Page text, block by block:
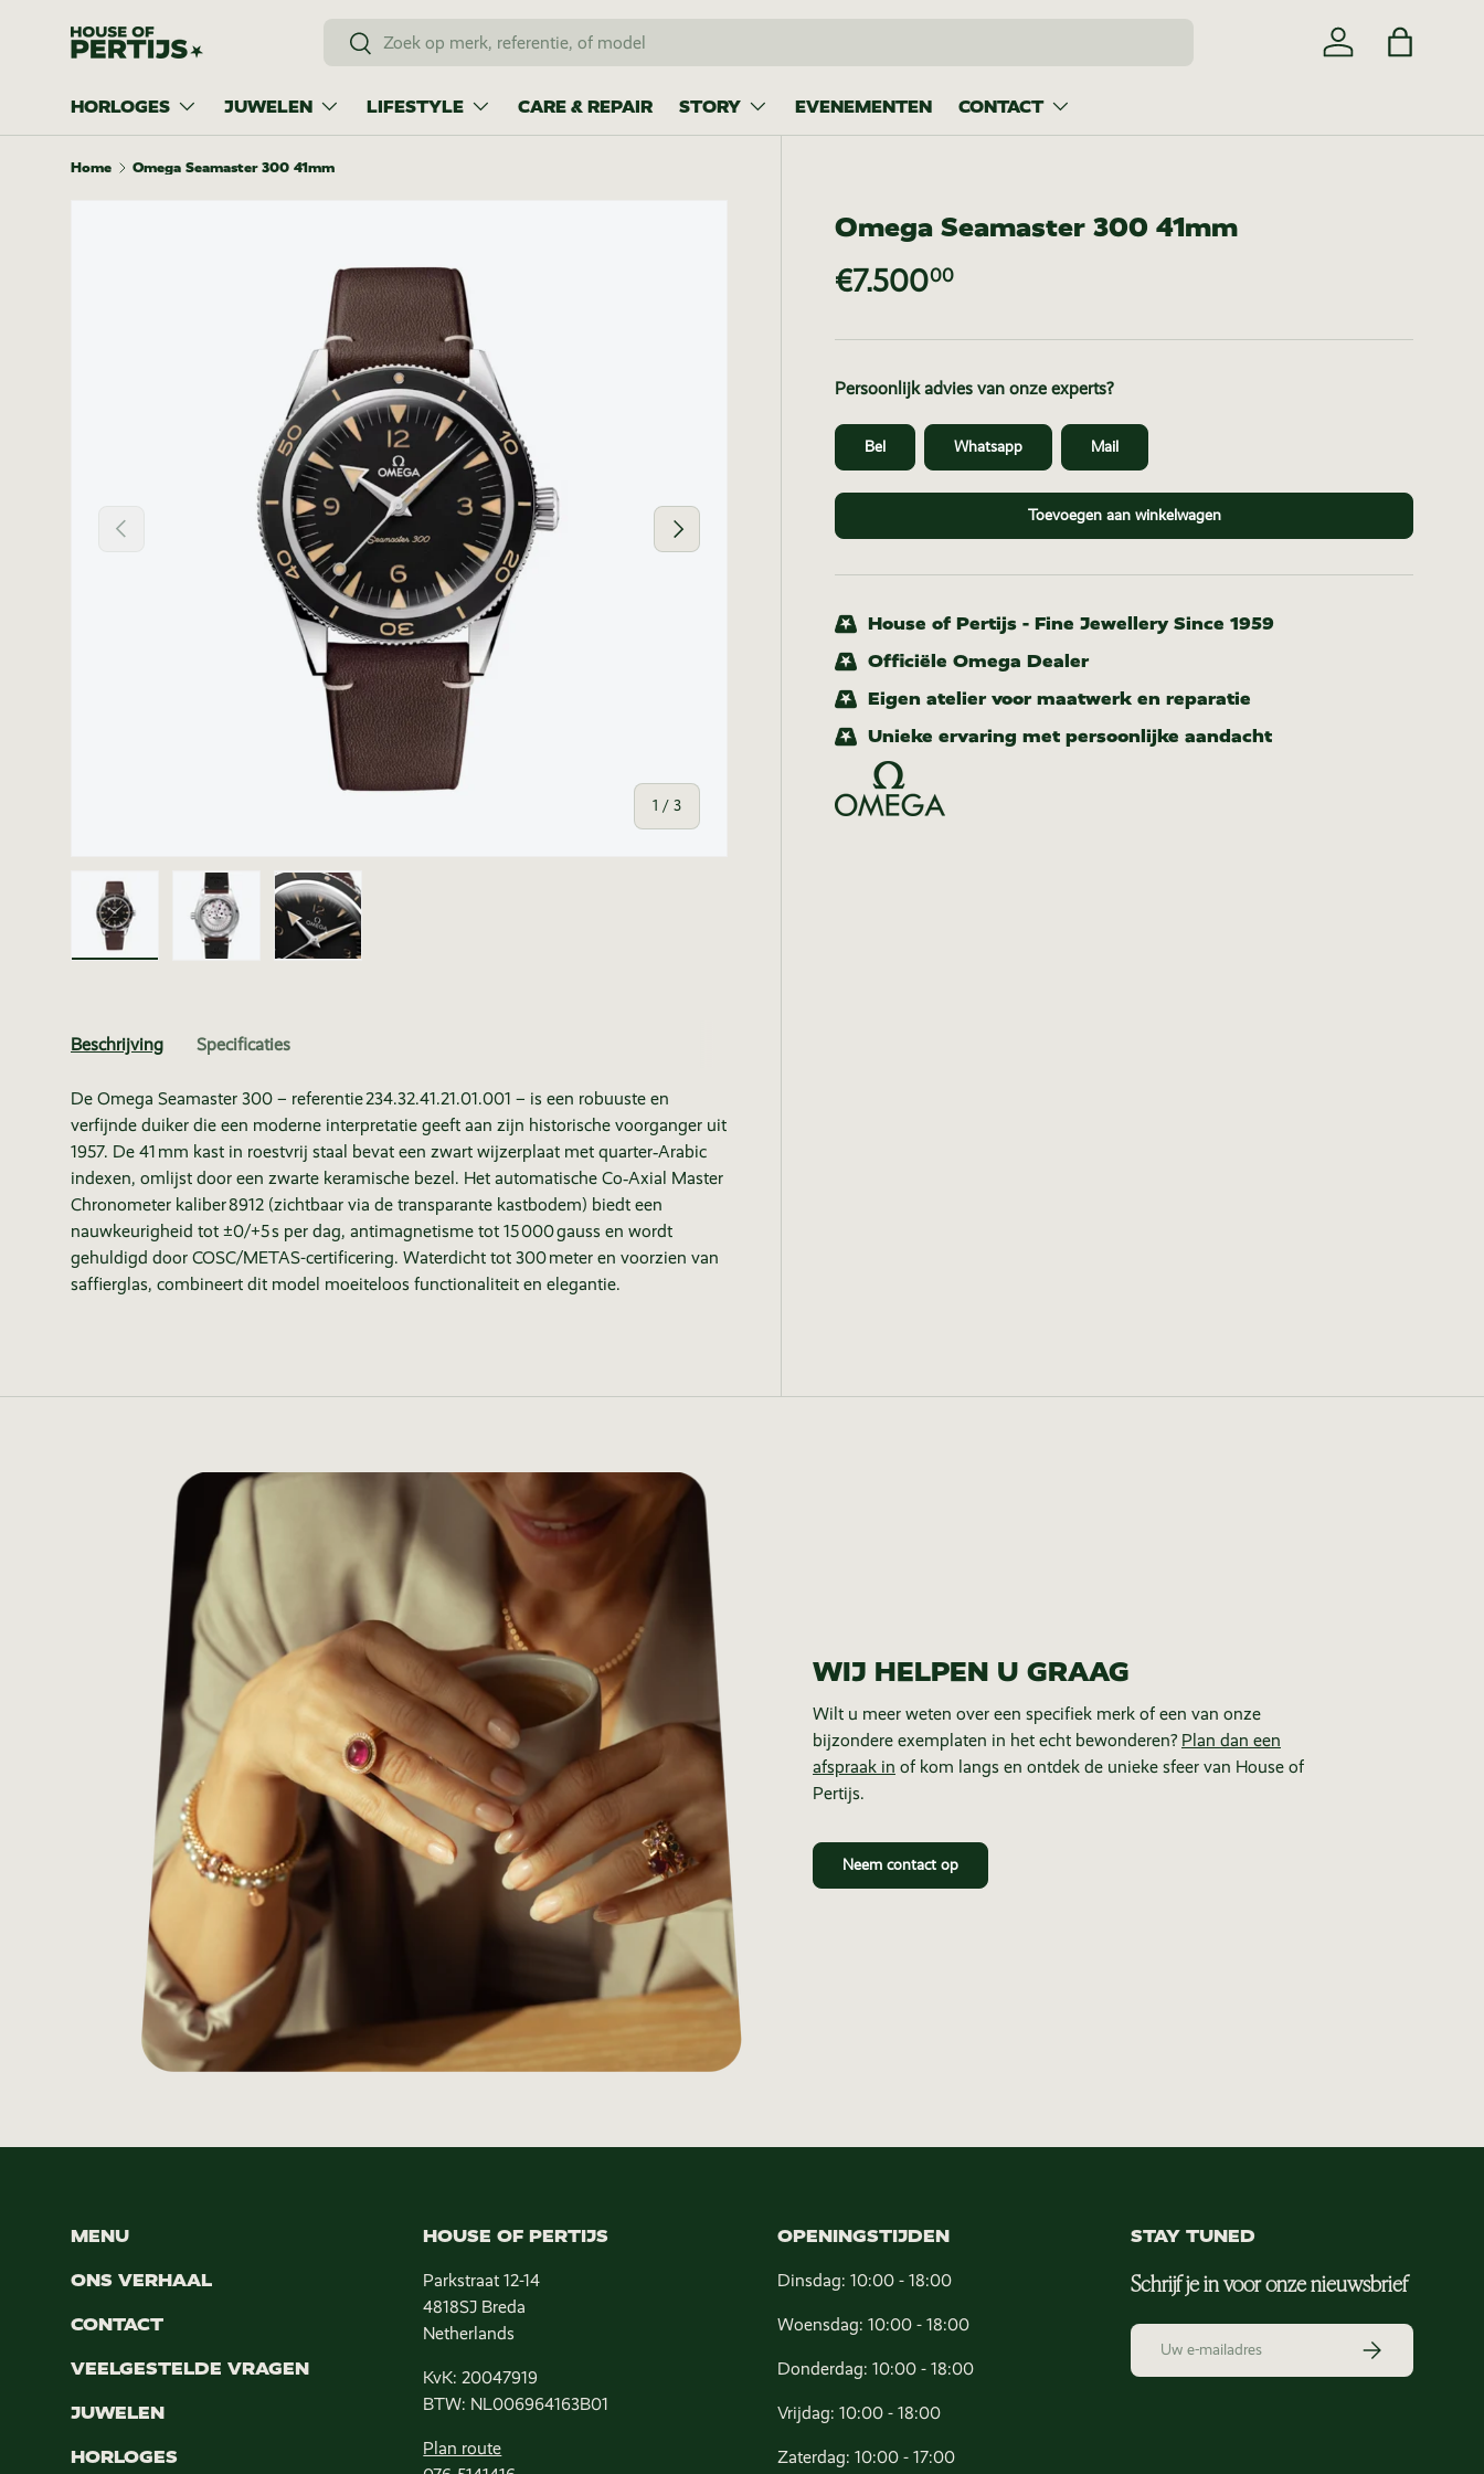
Ga naar inhoud ZoekenZoeken
InloggenTas
HORLOGES JUWELEN LIFESTYLE CARE & REPAIR STORY EVENEMENTEN CONTACT
Home Omega Seamaster 300 41mm
Vorige
1 /van
3
Volgende
Omega Seamaster 300 41mm
€7.50000
Persoonlijk advies van onze experts?
Bel Whatsapp Mail
Toevoegen aan winkelwagen
House of Pertijs - Fine Jewellery Since 1959
Officiële Omega Dealer
Eigen atelier voor maatwerk en reparatie
Unieke ervaring met persoonlijke aandacht
Beschrijving Specificaties
De Omega Seamaster 300 – referentie 234.32.41.21.01.001 – is een robuuste en
verfijnde duiker die een moderne interpretatie geeft aan zijn historische voorganger uit
1957. De 41 mm kast in roestvrij staal bevat een zwart wijzerplaat met quarter‑Arabic
indexen, omlijst door een zwarte keramische bezel. Het automatische Co‑Axial Master
Chronometer kaliber 8912 (zichtbaar via de transparante kastbodem) biedt een
nauwkeurigheid tot ±0/+5 s per dag, antimagnetisme tot 15 000 gauss en wordt
gehuldigd door COSC/METAS-certificering. Waterdicht tot 300 meter en voorzien van
saffierglas, combineert dit model moeiteloos functionaliteit en elegantie.
WIJ HELPEN U GRAAG
Wilt u meer weten over een specifiek merk of een van onze
bijzondere exemplaten in het echt bewonderen? Plan dan een
afspraak in of kom langs en ontdek de unieke sfeer van House of
Pertijs.
Neem contact op
MENU
ONS VERHAAL
CONTACT
VEELGESTELDE VRAGEN
JUWELEN
HORLOGES
HOUSE OF PERTIJS
Parkstraat 12-14
4818SJ Breda
Netherlands
KvK: 20047919
BTW: NL006964163B01
Plan route
OPENINGSTIJDEN
Dinsdag: 10:00 - 18:00
Woensdag: 10:00 - 18:00
Donderdag: 10:00 - 18:00
Vrijdag: 10:00 - 18:00
Zaterdag: 10:00 - 17:00
STAY TUNED
Schrijf je in voor onze nieuwsbrief
E-mailadres Abonneer